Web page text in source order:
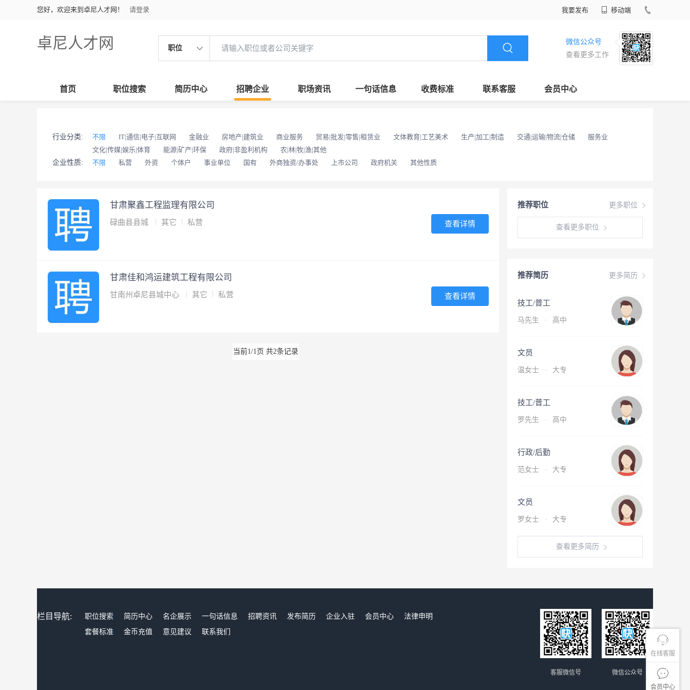
您好，欢迎来到卓尼人才网！ 请登录 我要发布 移动端
卓尼人才网 职位
微信公众号
查看更多工作
首页 职位搜索 简历中心 招聘企业 职场资讯 一句话信息 收费标准 联系客服 会员中心
在线客服
会员中心
行业分类: 不限 IT|通信|电子|互联网 金融业 房地产|建筑业 商业服务 贸易|批发|零售|租赁业 文体教育|工艺美术 生产|加工|制造 交通|运输|物流|仓储
服务业
文化|传媒|娱乐|体育
能源|矿产|环保 政府|非盈利机构
农|林|牧|渔|其他
企业性质:
不限 私营 外资 个体户 事业单位 国有 外商独资/办事处 上市公司 政府机关 其他性质
更多职位
推荐职位
查看更多职位
更多简历
推荐简历
技工/普工
马先生 · 高中
文员
温女士 · 大专
技工/普工
罗先生 · 高中
行政/后勤
范女士 · 大专
文员
罗女士 · 大专
查看更多简历
甘肃聚鑫工程监理有限公司
碌曲县县城 其它 私营 查看详情
甘肃佳和鸿运建筑工程有限公司
甘南州卓尼县城中心 其它 私营 查看详情
当前1/1页 共2条记录
栏目导航: 职位搜索 简历中心 名企展示 一句话信息 招聘资讯 发布简历 企业入驻 会员中心
法律申明
套餐标准
金币充值 意见建议 联系我们
微信公众号
客服微信号